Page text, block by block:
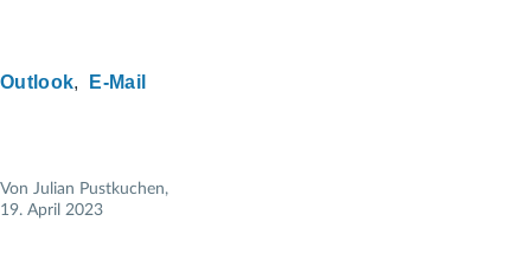
Outlook E-Mail
Von Julian Pustkuchen,
19. April 2023